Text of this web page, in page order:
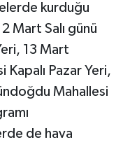
kurduğu
Mart Salı günü
13 Mart
Kapalı Pazar Yeri,
Mahallesi
de hava